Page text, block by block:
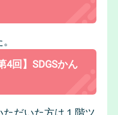
回】SDGSかん
だいた方は１階ツ